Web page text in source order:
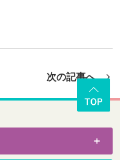
次の記事へ